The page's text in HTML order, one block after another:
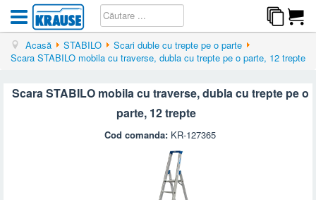
Acasă STABILO
Scari duble cu trepte pe o parte
Scara STABILO mobila cu traverse, dubla cu trepte pe o parte, 12 trepte
Scara STABILO mobila cu traverse, dubla cu trepte pe o
parte, 12 trepte
Cod comanda: KR-127365